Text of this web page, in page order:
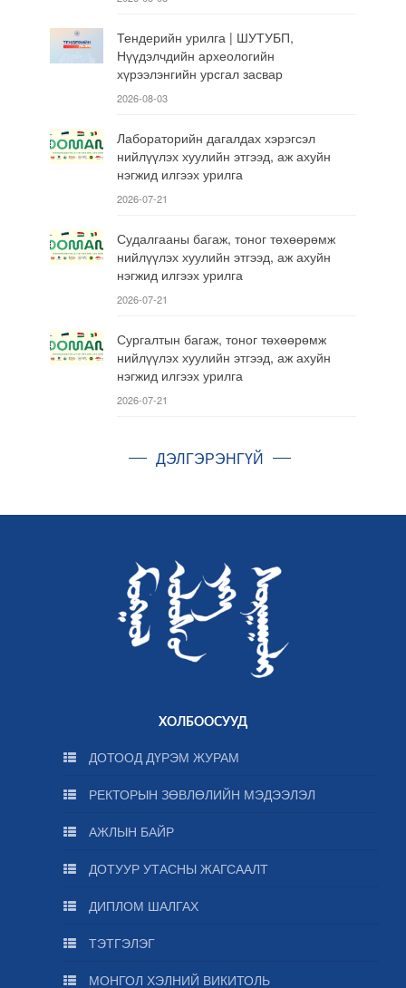
Тендерийн урилга | ШУТУБП,
Нүүдэлчдийн археологийн
хүрээлэнгийн урсгал засвар
2026-08-03
Лабораторийн дагалдах хэрэгсэл
нийлүүлэх хуулийн этгээд, аж ахуйн
нэгжид илгээх урилга
2026-07-21
Судалгааны багаж, тоног төхөөрөмж
нийлүүлэх хуулийн этгээд, аж ахуйн
нэгжид илгээх урилга
2026-07-21
Сургалтын багаж, тоног төхөөрөмж
нийлүүлэх хуулийн этгээд, аж ахуйн
нэгжид илгээх урилга
2026-07-21
ДЭЛГЭРЭНГҮЙ
ХОЛБООСУУД
ДОТООД ДҮРЭМ ЖУРАМ
РЕКТОРЫН ЗӨВЛӨЛИЙН МЭДЭЭЛЭЛ
АЖЛЫН БАЙР
ДОТУУР УТАСНЫ ЖАГСААЛТ
ДИПЛОМ ШАЛГАХ
ТЭТГЭЛЭГ
МОНГОЛ ХЭЛНИЙ ВИКИТОЛЬ